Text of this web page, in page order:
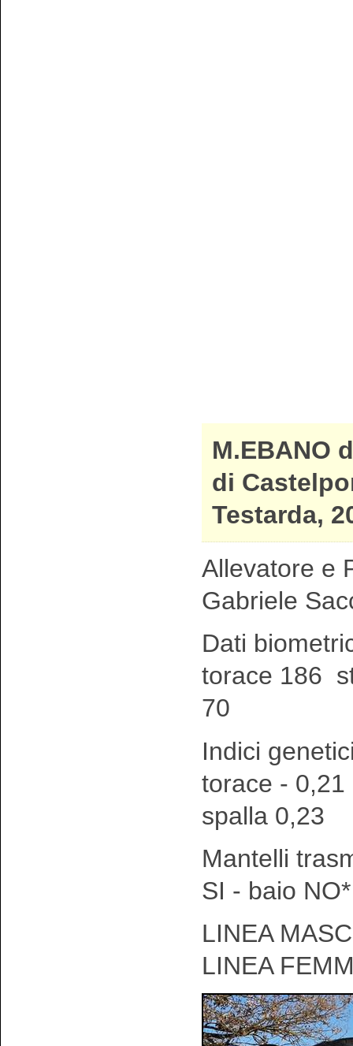
M.EBANO
di
Testarda,
Allevatore e
Gabriele
Dati
torace 186
70
Indici
torace -
spalla 0,23
Mantelli
SI - baio
LINEA
LINEA